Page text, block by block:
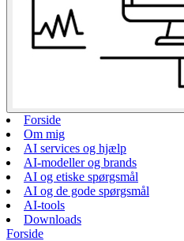
Forside
Om mig
AI services og hjælp
AI-modeller og brands
AI og etiske spørgsmål
AI og de gode spørgsmål
AI-tools
Downloads
Forside